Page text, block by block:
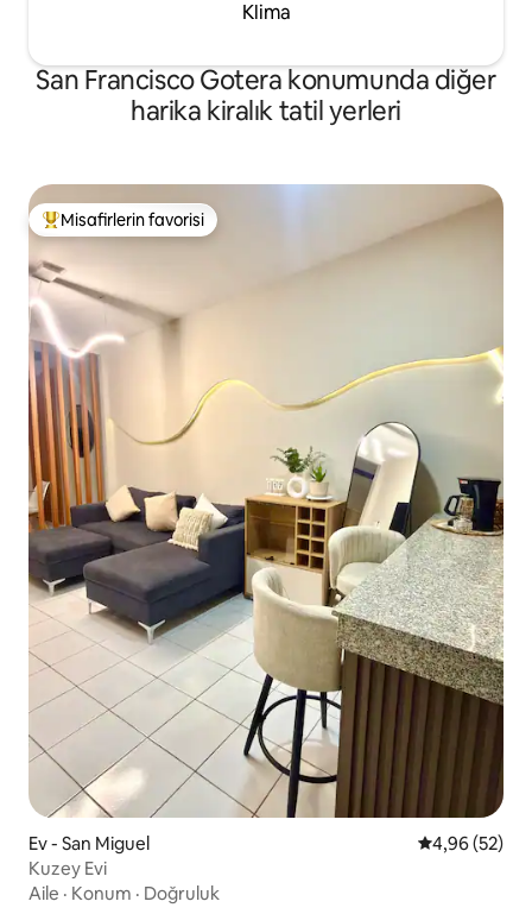
Klima
San Francisco Gotera konumunda diğer
harika kiralık tatil yerleri
Misafirlerin favorilerinden en beğenilenler arasında
Misafirlerin favorisi
Ev - San Miguel 5 üzerinden
4,96 (52)
Kuzey Evi
Aile · Konum · Doğruluk